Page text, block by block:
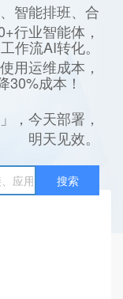
智能排班、合
行业智能体，
作流AI转化。
用运维成本，
30%成本！
，今天部署，
明天见效。
搜索